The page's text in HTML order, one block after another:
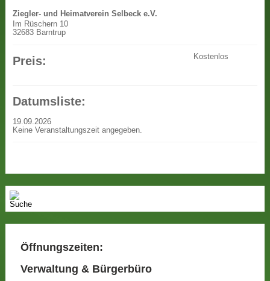
Ziegler- und Heimatverein Selbeck e.V.
Im Rüschern 10
32683 Barntrup
Preis: Kostenlos
Datumsliste:
19.09.2026
Keine Veranstaltungszeit angegeben.
Öffnungszeiten:
Verwaltung & Bürgerbüro